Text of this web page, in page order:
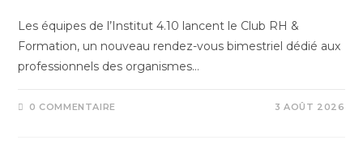
Les équipes de l’Institut 4.10 lancent le Club RH &
Formation, un nouveau rendez-vous bimestriel dédié aux
professionnels des organismes…
0 COMMENTAIRE 3 AOÛT 2026